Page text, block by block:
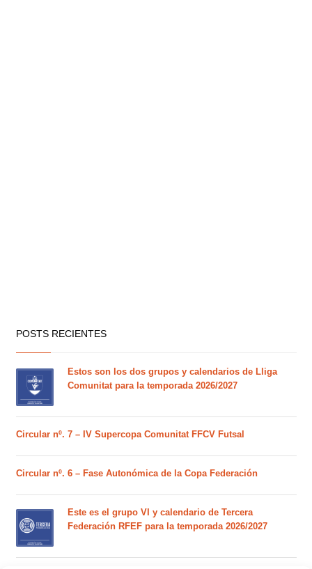
POSTS RECIENTES
Estos son los dos grupos y calendarios de Lliga
Comunitat para la temporada 2026/2027
Circular nº. 7 – IV Supercopa Comunitat FFCV Futsal
Circular nº. 6 – Fase Autonómica de la Copa Federación
Este es el grupo VI y calendario de Tercera
Federación RFEF para la temporada 2026/2027